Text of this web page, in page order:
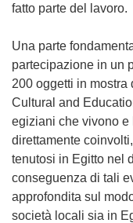
fatto parte del lavoro.
Una parte
partecipazione in un
200 oggetti in
Cultural and
egiziani che vivono e
direttamente
tenutosi in Egitto nel
conseguenza di tali
approfondita sul
società locali sia in